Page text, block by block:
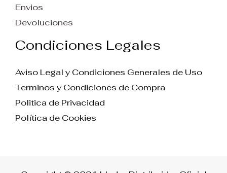
Envios
Devoluciones
Condiciones Legales
Aviso Legal y Condiciones Generales de Uso
Terminos y Condiciones de Compra
Politica de Privacidad
Política de Cookies